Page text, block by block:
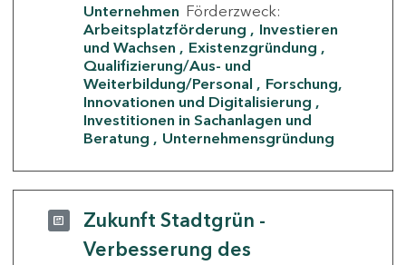
Unternehmen Förderzweck:
Arbeitsplatzförderung
Investieren
und Wachsen
Existenzgründung
Qualifizierung/Aus- und
Weiterbildung/Personal
Forschung,
Innovationen und Digitalisierung
Investitionen in Sachanlagen und
Beratung
Unternehmensgründung
Zukunft Stadtgrün -
Verbesserung des